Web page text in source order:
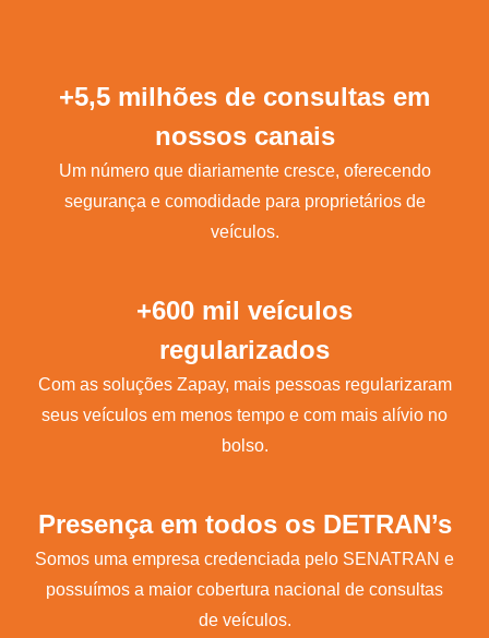
+5,5 milhões de consultas em
nossos canais
Um número que diariamente cresce, oferecendo
segurança e comodidade para proprietários de
veículos.
+600 mil veículos
regularizados
Com as soluções Zapay, mais pessoas regularizaram
seus veículos em menos tempo e com mais alívio no
bolso.
Presença em todos os DETRAN’s
Somos uma empresa credenciada pelo SENATRAN e
possuímos a maior cobertura nacional de consultas
de veículos.